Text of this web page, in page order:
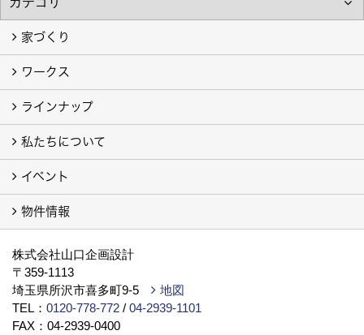
家づくり
わたしたちの想い
地震や火災に強い家
家族一緒に幸せ、ひとりでも幸せ
しあわせ住まいLABO
ワークス
お客様の声
注文住宅フォトギャラリー
建売住宅フォトギャラリー（別サイト）
旧 注文住宅 施工事例（別サイト）
ラインナップ
私たちの家
ラビングホームの家「type L」「type S」
例えば ピアノが思い切り弾ける家「地下室」
私たちについて
会社案内
代表挨拶
スタッフブログ
ISO9001
トピックス
事業所／店舗／モデルハウス
プライバシーポリシー
YouTube チャンネル
提携している法律事務所
イベント
イベント予告
イベント報告
物件情報
株式会社山口企画設計
〒359-1113
埼玉県所沢市喜多町9-5
地図
TEL： 0120-778-772 / 04-2939-1101
FAX：04-2939-0400